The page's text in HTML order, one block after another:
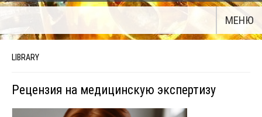
МЕНЮ
LIBRARY
Рецензия на медицинскую экспертизу